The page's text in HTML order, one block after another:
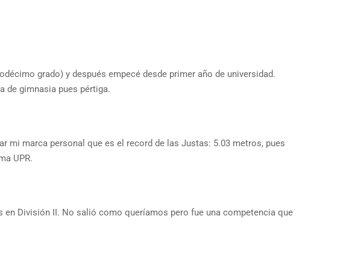
grado) y después empecé desde primer año de universidad.
de gimnasia pues pértiga.
mi marca personal que es el record de las Justas: 5.03 metros, pues
UPR.
en División II. No salió como queríamos pero fue una competencia que